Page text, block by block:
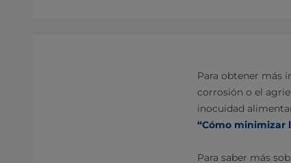
Para obtener más
corrosión o el
inocuidad
“Cómo minimizar
Para saber más